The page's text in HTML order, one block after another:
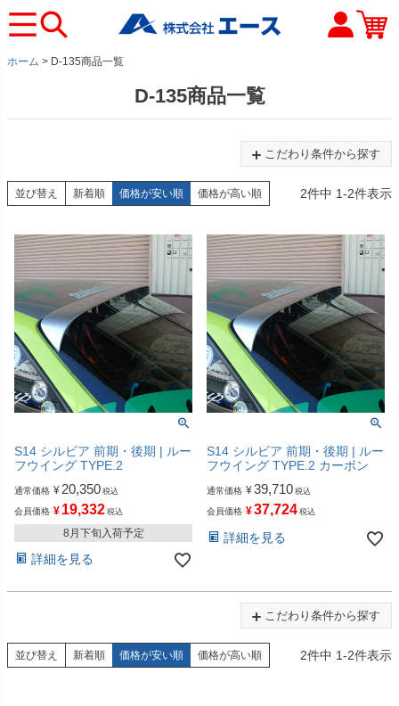
ホーム D-135商品一覧
D-135商品一覧
こだわり条件から探す
並び替え 新着順 価格が安い順 価格が高い順 2件中 1-2件表示
S14 シルビア 前期・後期 | ルー
フウイング TYPE.2
通常価格 ¥ 20,350 税込
会員価格 ¥ 19,332 税込
8月下旬入荷予定
詳細を見る
S14 シルビア 前期・後期 | ルー
フウイング TYPE.2 カーボン
通常価格 ¥39,710 税込
会員価格 ¥37,724 税込
詳細を見る
こだわり条件から探す
並び替え 新着順 価格が安い順 価格が高い順 2件中 1-2件表示